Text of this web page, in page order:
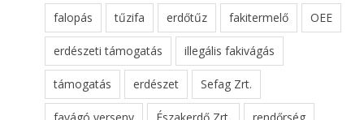
falopás tűzifa erdőtűz fakitermelő OEE
erdészeti támogatás illegális fakivágás
támogatás erdészet Sefag Zrt.